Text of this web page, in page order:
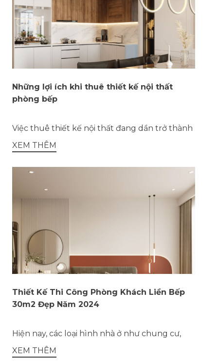
Những lợi ích khi thuê thiết kế nội thất
phòng bếp
Việc thuê thiết kế nội thất đang dần trở thành
XEM THÊM
Thiết Kế Thi Công Phòng Khách Liền Bếp
30m2 Đẹp Năm 2024
Hiện nay, các loại hình nhà ở như chung cư,
XEM THÊM